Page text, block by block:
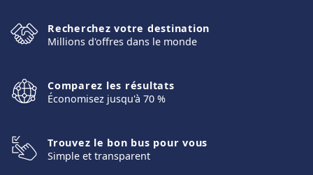
Recherchez votre destination
Millions d'offres dans le monde
Comparez les résultats
Économisez jusqu'à 70 %
Trouvez le bon bus pour vous
Simple et transparent